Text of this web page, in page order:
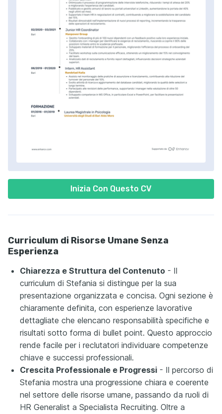
Inizia Con Questo CV
Curriculum di Risorse Umane Senza
Esperienza
Chiarezza e Struttura del Contenuto - Il
curriculum di Stefania si distingue per la sua
presentazione organizzata e concisa. Ogni sezione è
chiaramente definita, con esperienze lavorative
dettagliate che elencano responsabilità specifiche e
risultati sotto forma di bullet point. Questo approccio
rende facile per i reclutatori individuare competenze
chiave e successi professionali.
Crescita Professionale e Progressi - Il percorso di
Stefania mostra una progressione chiara e coerente
nel settore delle risorse umane, passando da ruoli di
HR Generalist a Specialista Recruiting. Oltre a